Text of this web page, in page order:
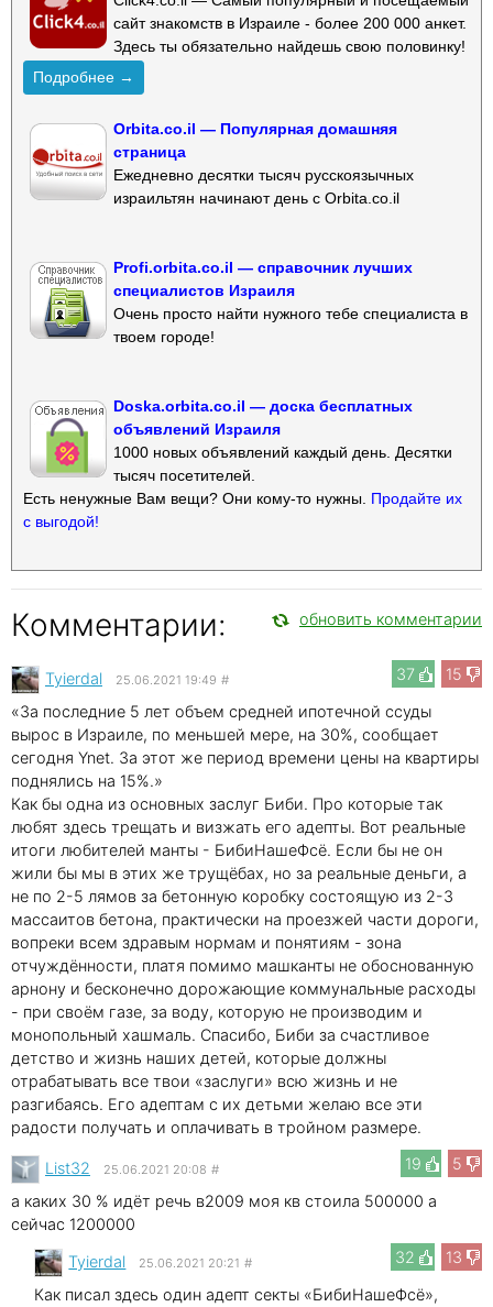
сайт знакомств в Израиле - более 200 000 анкет.
Здесь ты обязательно найдешь свою половинку!
Подробнее →
Orbita.co.il — Популярная домашняя
страница
Ежедневно десятки тысяч русскоязычных
израильтян начинают день с Orbita.co.il
Profi.orbita.co.il — справочник лучших
специалистов Израиля
Очень просто найти нужного тебе специалиста в
твоем городе!
Doska.orbita.co.il — доска бесплатных
объявлений Израиля
1000 новых объявлений каждый день. Десятки
тысяч посетителей.
Есть ненужные Вам вещи? Они кому-то нужны. Продайте их
с выгодой!
Комментарии: обновить комментарии
37 15
Tyierdal 25.06.2021 19:49 #
«За последние 5 лет объем средней ипотечной ссуды
вырос в Израиле, по меньшей мере, на 30%, сообщает
сегодня Ynet. За этот же период времени цены на квартиры
поднялись на 15%.»
Как бы одна из основных заслуг Биби. Про которые так
любят здесь трещать и визжать его адепты. Вот реальные
итоги любителей манты - БибиНашеФсё. Если бы не он
жили бы мы в этих же трущёбах, но за реальные деньги, а
не по 2-5 лямов за бетонную коробку состоящую из 2-3
массаитов бетона, практически на проезжей части дороги,
вопреки всем здравым нормам и понятиям - зона
отчуждённости, платя помимо машканты не обоснованную
арнону и бесконечно дорожающие коммунальные расходы
- при своём газе, за воду, которую не производим и
монопольный хашмаль. Спасибо, Биби за счастливое
детство и жизнь наших детей, которые должны
отрабатывать все твои «заслуги» всю жизнь и не
разгибаясь. Его адептам с их детьми желаю все эти
радости получать и оплачивать в тройном размере.
19
5
List32 25.06.2021 20:08 #
а каких 30 % идёт речь в2009 моя кв стоила 500000 а
сейчас 1200000
32
13
Tyierdal 25.06.2021 20:21 #
Как писал здесь один адепт секты «БибиНашеФсё»,